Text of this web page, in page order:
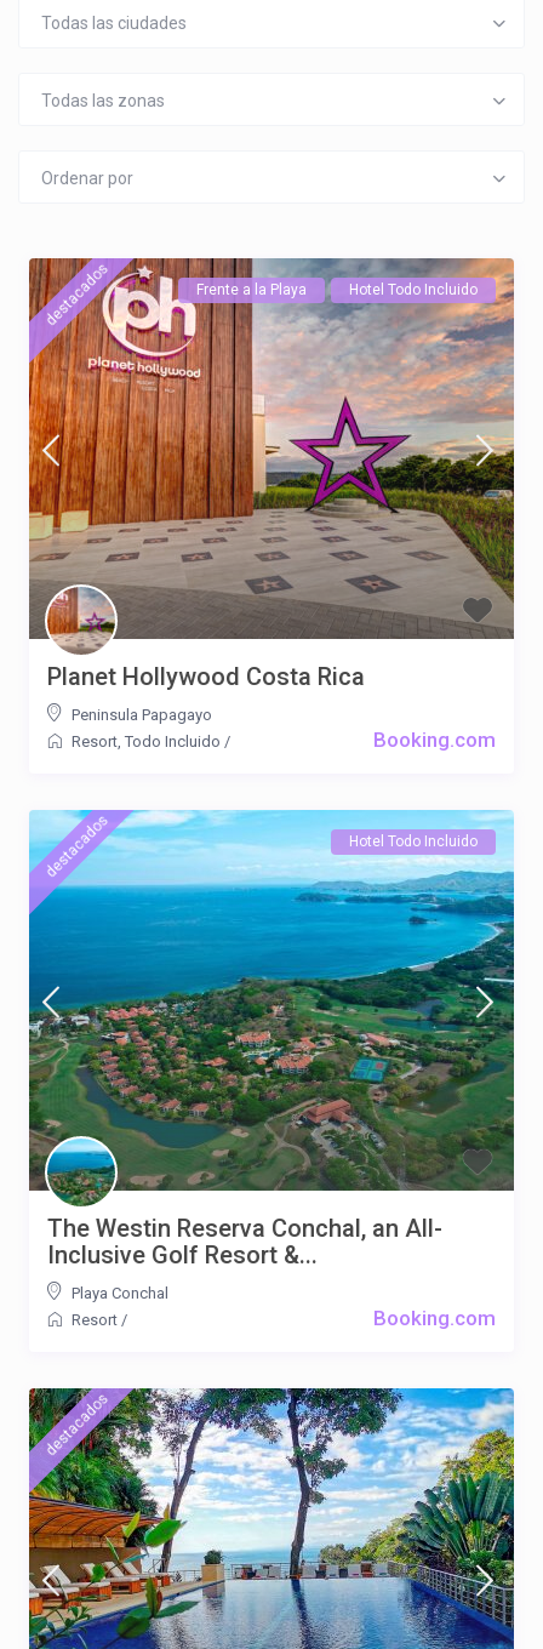
Todas las ciudades
Todas las zonas
Ordenar por
destacados Frente a la Playa Hotel Todo Incluido
Booking.com
Planet Hollywood Costa Rica
Peninsula Papagayo
Resort, Todo Incluido /
destacados Hotel Todo Incluido
Booking.com
The Westin Reserva Conchal, an All-
Inclusive Golf Resort &...
Playa Conchal
Resort /
destacados